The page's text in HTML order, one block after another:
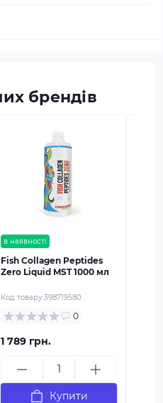
брендів
в наявності
Fish Collagen Peptides
Zero Liquid MST 1000 мл
Код товару:398719580
0
1 789 грн.
Купити